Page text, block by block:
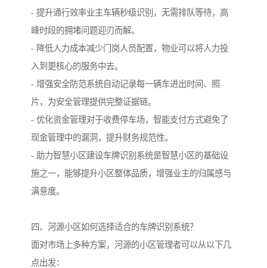
- 提升通行效率业主车辆秒级识别，无需排队等待，高
峰时段的拥堵问题迎刃而解。
- 降低人力成本减少门岗人员配置，物业可以将人力投
入到更核心的服务中去。
- 增强安全防范系统自动记录每一辆车进出时间、照
片，为安全管理提供完整证据链。
- 优化资金管理对于收费停车场，智能支付方式避免了
现金管理中的漏洞，提升财务规范性。
- 助力智慧小区建设车牌识别系统是智慧小区的基础设
施之一，能够提升小区整体品质，增强业主的归属感与
满意度。
四、河源小区如何选择适合的车牌识别系统？
面对市场上多种方案，河源的小区管理者可以从以下几
点出发：